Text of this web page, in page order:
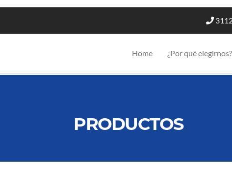
Home ¿Por qué elegirnos?
PRODUCTOS